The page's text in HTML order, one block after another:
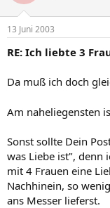
13 Juni 2003
RE: Ich liebte 3
Da muß ich doch
Am naheliegensten
Sonst sollte Dein
was Liebe ist", denn
mit 4 Frauen eine
Nachhinein, so
ans Messer lieferst.